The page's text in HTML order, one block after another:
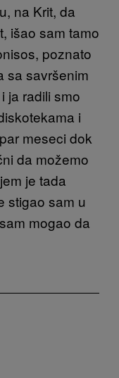
na Krit, da
išao sam tamo
poznato
sa savršenim
ja radili smo
i
meseci dok
da možemo
je tada
stigao sam u
mogao da